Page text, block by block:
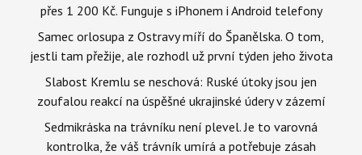
přes 1 200 Kč. Funguje s iPhonem i Android telefony
Samec orlosupa z Ostravy míří do Španělska. O tom,
jestli tam přežije, ale rozhodl už první týden jeho života
Slabost Kremlu se neschová: Ruské útoky jsou jen
zoufalou reakcí na úspěšné ukrajinské údery v zázemí
Sedmikráska na trávníku není plevel. Je to varovná
kontrolka, že váš trávník umírá a potřebuje zásah